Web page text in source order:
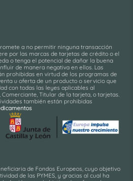
a no permitir ninguna transacción
por las marcas de tarjetas de crédito o el
o tenga el potencial de dañar la buena
de manera negativa en ellos. Las
prohibidas en virtud de los programas de
u oferta de un producto o servicio que
con todas las leyes aplicables al
Titular de la tarjeta, o tarjetas.
también están prohibidas
de Fondos Europeos, cuyo objetivo
de las PYMES, y gracias al cual ha